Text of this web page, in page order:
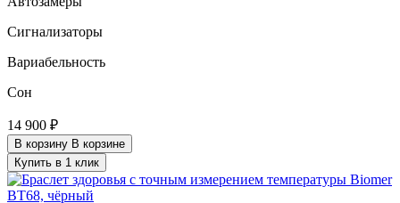
Сигнализаторы
Вариабельность
Сон
14 900 ₽
В корзину В корзине
Купить в 1 клик